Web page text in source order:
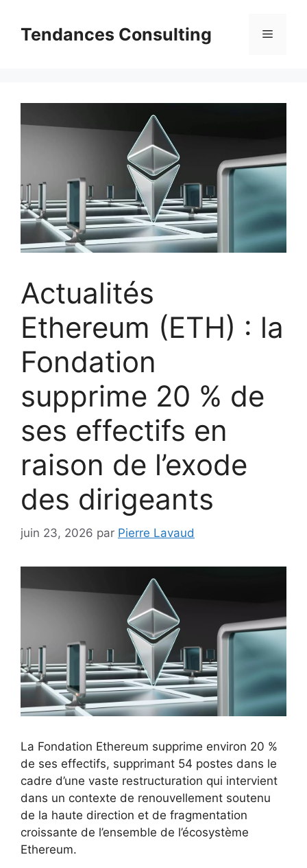
contenuTendances Consulting Menu
Actualités
Ethereum (ETH) : la
Fondation
supprime 20 % de
ses effectifs en
raison de l’exode
des dirigeants
juin 23, 2026 par Pierre Lavaud
La Fondation Ethereum supprime environ 20 %
de ses effectifs, supprimant 54 postes dans le
cadre d’une vaste restructuration qui intervient
dans un contexte de renouvellement soutenu
de la haute direction et de fragmentation
croissante de l’ensemble de l’écosystème
Ethereum.